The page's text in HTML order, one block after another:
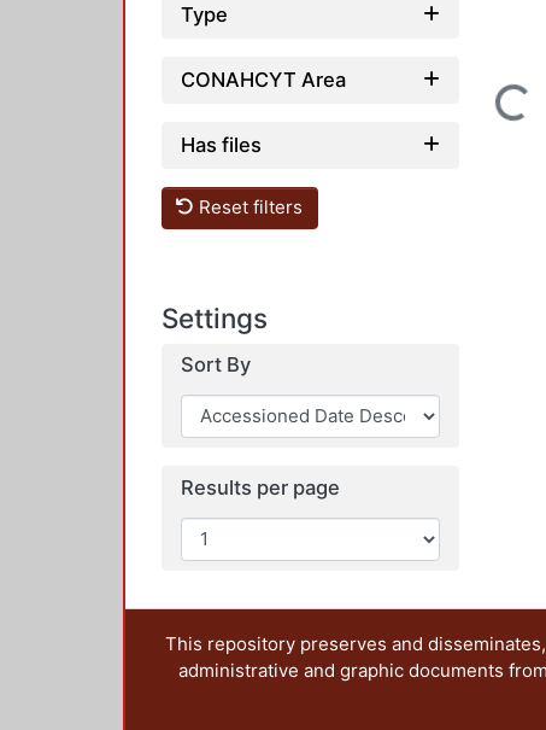
Type
CONAHCYT Area
Has files
Reset filters
Settings
Sort By
Results per page
Loading...
This repository preserves and
administrative and graphic documents